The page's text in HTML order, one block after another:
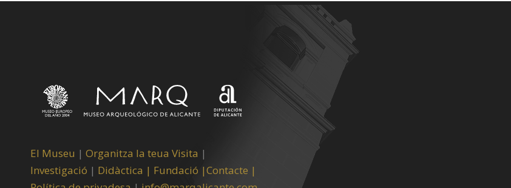
El Museu | Organitza la teua Visita |
Investigació | Didàctica | Fundació |Contacte |